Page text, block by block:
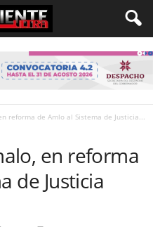
reforma de Amlo al Sistema de Justicia...
en reforma
de Justicia